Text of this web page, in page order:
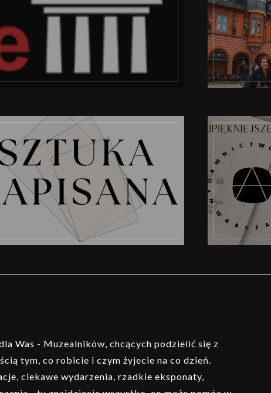
Was - Muzealników, chcących podzielić się z
tym, co robicie i czym żyjecie na co dzień.
ciekawe wydarzenia, rzadkie eksponaty,